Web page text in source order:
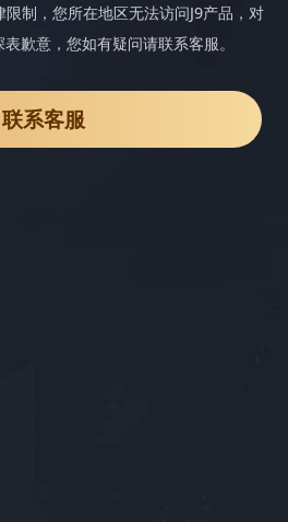
制，您所在地区无法访问J9产品，对
歉意，您如有疑问请联系客服。
联系客服